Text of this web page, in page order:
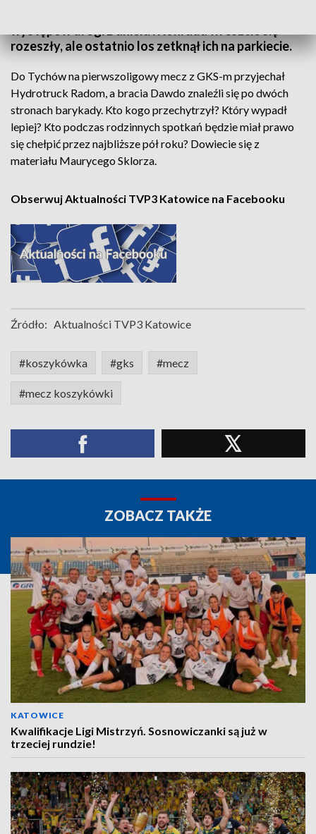
rozeszły, ale ostatnio los zetknął ich na parkiecie.
Do Tychów na pierwszoligowy mecz z GKS-m przyjechał
Hydrotruck Radom, a bracia Dawdo znaleźli się po dwóch
stronach barykady. Kto kogo przechytrzył? Który wypadł
lepiej? Kto podczas rodzinnych spotkań będzie miał prawo
się chełpić przez najbliższe pół roku? Dowiecie się z
materiału Maurycego Sklorza.
Obserwuj Aktualności TVP3 Katowice na Facebooku
Źródło: Aktualności TVP3 Katowice
#koszykówka #gks #mecz
#mecz koszykówki
ZOBACZ TAKŻE
KATOWICE
Kwalifikacje Ligi Mistrzyń. Sosnowiczanki są już w
trzeciej rundzie!